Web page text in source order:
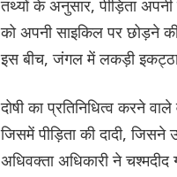
तथ्यों के अनुसार, पीड़िता
को अपनी साइकिल पर छोड़ने
इस बीच, जंगल में लकड़ी इकट्ठा
दोषी का प्रतिनिधित्व करने
जिसमें पीड़िता की दादी,
अधिवक्ता अधिकारी ने चश्मदीद